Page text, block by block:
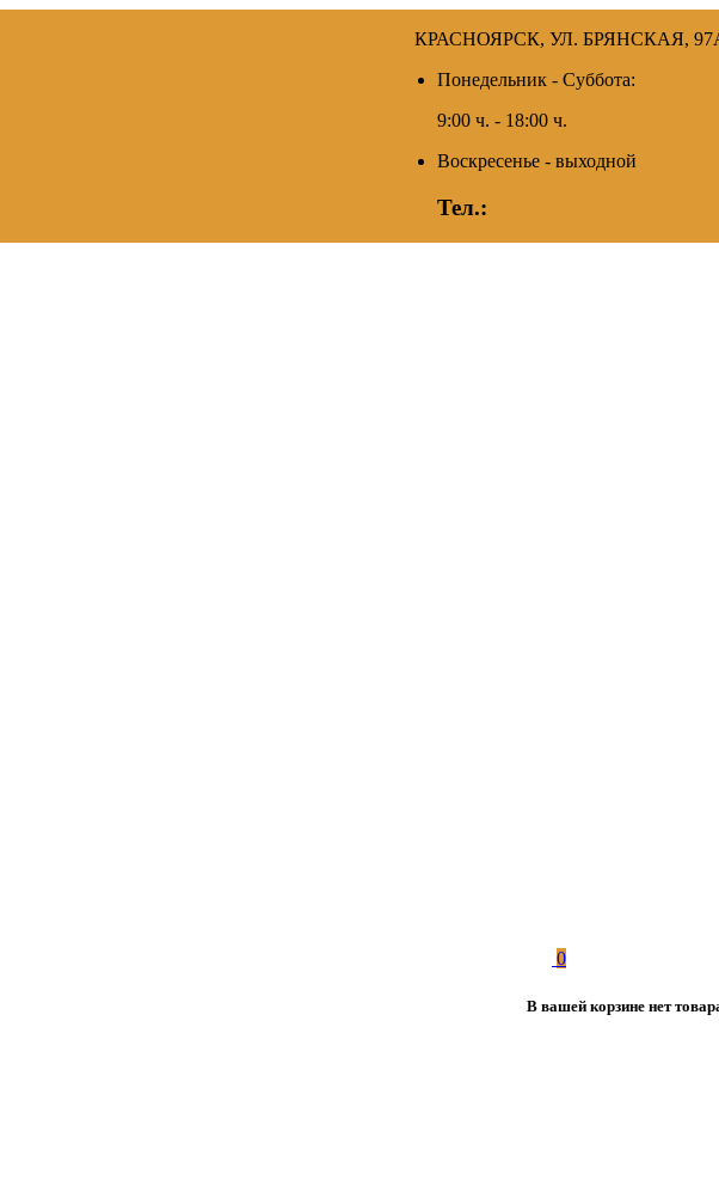
КРАСНОЯРСК, УЛ. БРЯНСКАЯ,
Понедельник - Суббота:
9:00 ч. - 18:00 ч.
Воскресенье - выходной
Тел.:
0
В вашей корзине нет